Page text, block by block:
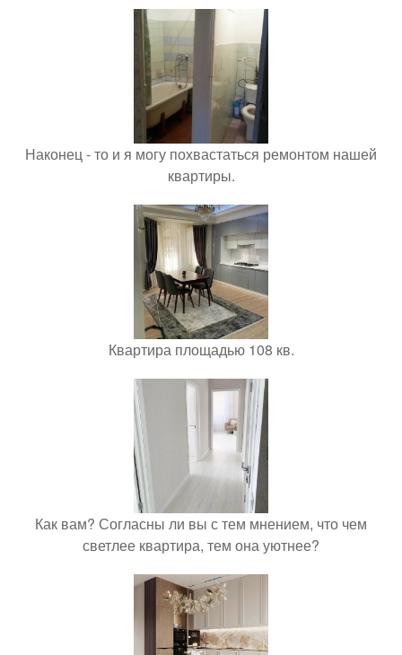
Наконец - то и я могу похвастаться ремонтом нашей
квартиры.
Квартира площадью 108 кв.
Как вам? Согласны ли вы с тем мнением, что чем
светлее квартира, тем она уютнее?